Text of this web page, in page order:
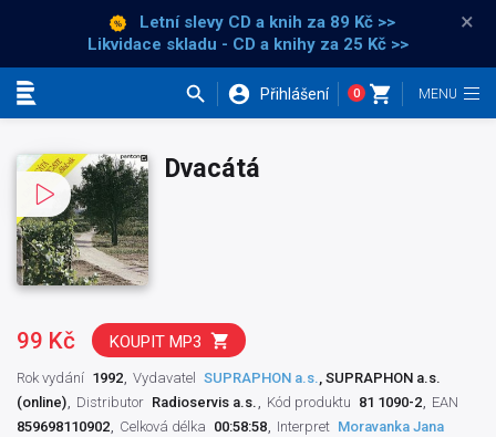
Letní slevy CD a knih za 89 Kč >>
Likvidace skladu - CD a knihy za 25 Kč >>
×
Přihlášení 0
Dvacátá
99 Kč KOUPIT MP3
Rok vydání 1992 Vydavatel SUPRAPHON a.s., SUPRAPHON a.s.
(online)
Distributor Radioservis a.s. Kód produktu 81 1090-2
EAN
859698110902
Celková délka 00:58:58 Interpret Moravanka Jana